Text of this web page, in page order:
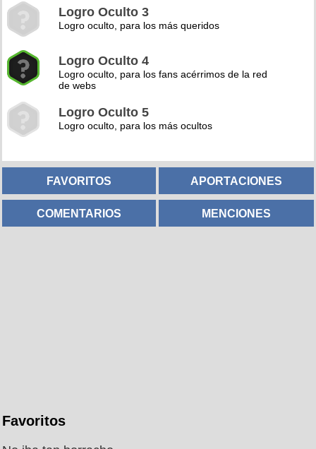
Logro Oculto 3
Logro oculto, para los más queridos
Logro Oculto 4
Logro oculto, para los fans acérrimos de la red
de webs
Logro Oculto 5
Logro oculto, para los más ocultos
FAVORITOS APORTACIONES
COMENTARIOS MENCIONES
Favoritos